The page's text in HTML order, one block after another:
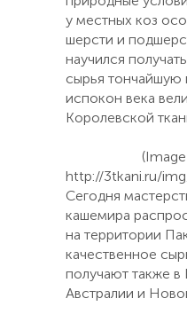
у местных коз
шерсти и
научился
сырья тончайшую
испокон века
Королевской
http://3tkani.ru/
Сегодня
кашемира
на территории
качественное
получают также в
Австралии и